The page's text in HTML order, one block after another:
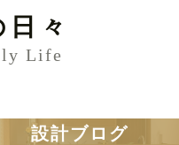
々
Life
設計ブログ